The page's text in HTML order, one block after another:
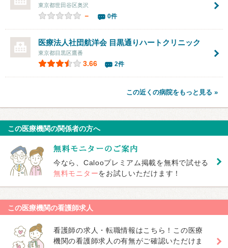
東京都世田谷区奥沢
－ 0件
医療法人社団航洋会 目黒通りハートクリニック
東京都目黒区鷹番
3.66 2件
この近くの病院をもっと見る »
この医療機関の関係者の方へ
今なら、Calooプレミアム掲載を無料で試せる
無料モニターをお試しいただけます！
この医療機関の看護師求人
看護師の求人・転職情報はこちら！この医療
機関の看護師求人の有無がご確認いただけま